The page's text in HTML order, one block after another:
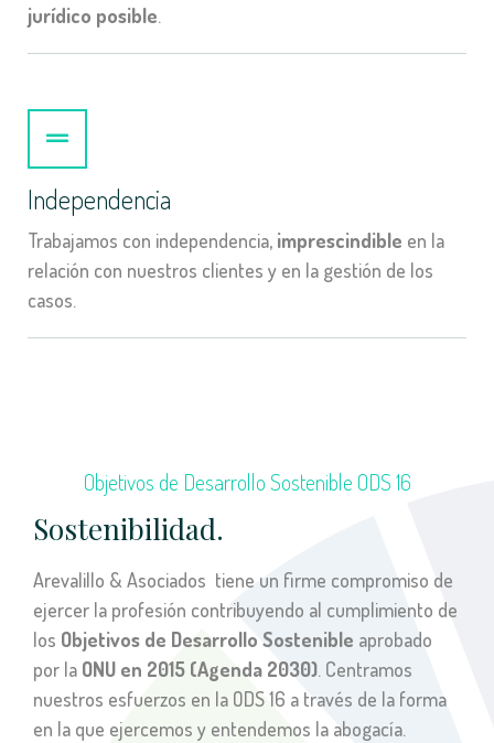
jurídico posible.
Independencia
Trabajamos con independencia, imprescindible en la
relación con nuestros clientes y en la gestión de los
casos.
Objetivos de Desarrollo Sostenible ODS 16
Sostenibilidad.
Arevalillo & Asociados tiene un firme compromiso de
ejercer la profesión contribuyendo al cumplimiento de
los Objetivos de Desarrollo Sostenible aprobado
por la ONU en 2015 (Agenda 2030). Centramos
nuestros esfuerzos en la ODS 16 a través de la forma
en la que ejercemos y entendemos la abogacía.